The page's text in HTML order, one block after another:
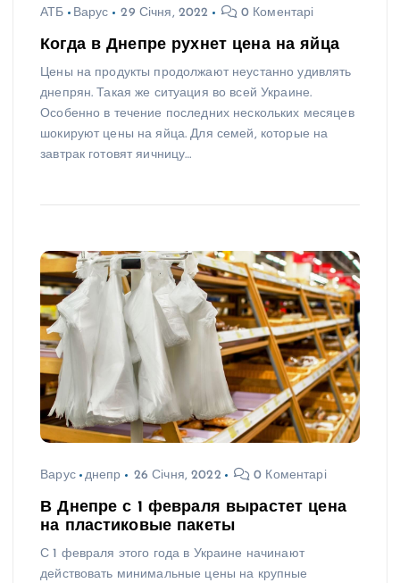
АТБ Варус 29 Січня, 2022 0 Коментарі
Когда в Днепре рухнет цена на яйца
Цены на продукты продолжают неустанно удивлять
днепрян. Такая же ситуация во всей Украине.
Особенно в течение последних нескольких месяцев
шокируют цены на яйца. Для семей, которые на
завтрак готовят яичницу…
Варус днепр 26 Січня, 2022 0 Коментарі
В Днепре с 1 февраля вырастет цена
на пластиковые пакеты
С 1 февраля этого года в Украине начинают
действовать минимальные цены на крупные